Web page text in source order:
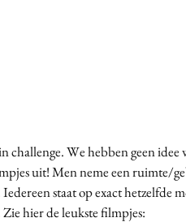
challenge. We hebben geen idee
uit! Men neme een ruimte/
staat op exact hetzelfde
hier de leukste filmpjes: